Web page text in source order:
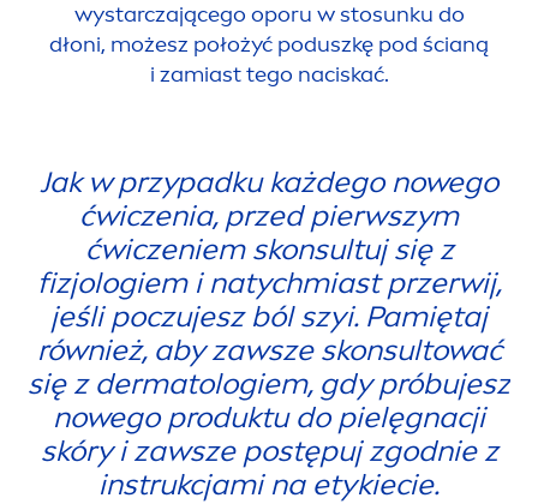
wystarczającego oporu w stosunku do
dłoni, możesz położyć poduszkę pod ścianą
i zamiast tego naciskać.
Jak w przypadku każdego nowego
ćwiczenia, przed pierwszym
ćwiczeniem skonsultuj się z
fizjologiem i natychmiast przerwij,
jeśli poczujesz ból szyi. Pamiętaj
również, aby zawsze skonsultować
się z dermatologiem, gdy próbujesz
nowego produktu do pielęgnacji
skóry i zawsze postępuj zgodnie z
instrukcjami na etykiecie.